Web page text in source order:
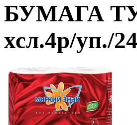
БУМАГА
хсл.4р/уп./24